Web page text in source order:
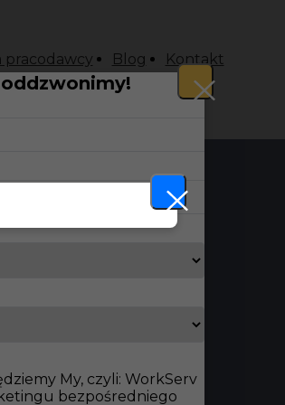
pracodawcy Blog Kontakt
My, czyli: WorkServ
bezpośredniego